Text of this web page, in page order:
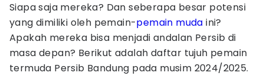
Siapa saja mereka? Dan seberapa besar potensi
yang dimiliki oleh pemain-pemain muda ini?
Apakah mereka bisa menjadi andalan Persib di
masa depan? Berikut adalah daftar tujuh pemain
termuda Persib Bandung pada musim 2024/2025.